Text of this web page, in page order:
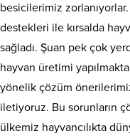
besicilerimiz
destekleri ile kırsalda
sağladı. Şuan pek çok
hayvan üretimi
yönelik çözüm
iletiyoruz. Bu sorunların
ülkemiz hayvancılıkta